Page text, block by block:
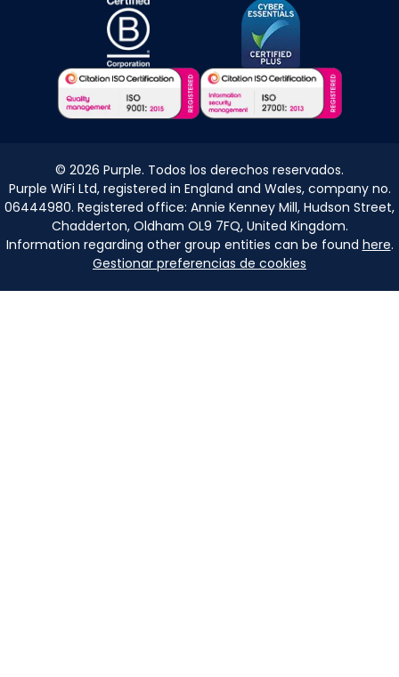
© 2026 Purple. Todos los derechos reservados.
Purple WiFi Ltd, registered in England and Wales, company no.
06444980. Registered office: Annie Kenney Mill, Hudson Street,
Chadderton, Oldham OL9 7FQ, United Kingdom.
Information regarding other group entities can be found here.
Gestionar preferencias de cookies